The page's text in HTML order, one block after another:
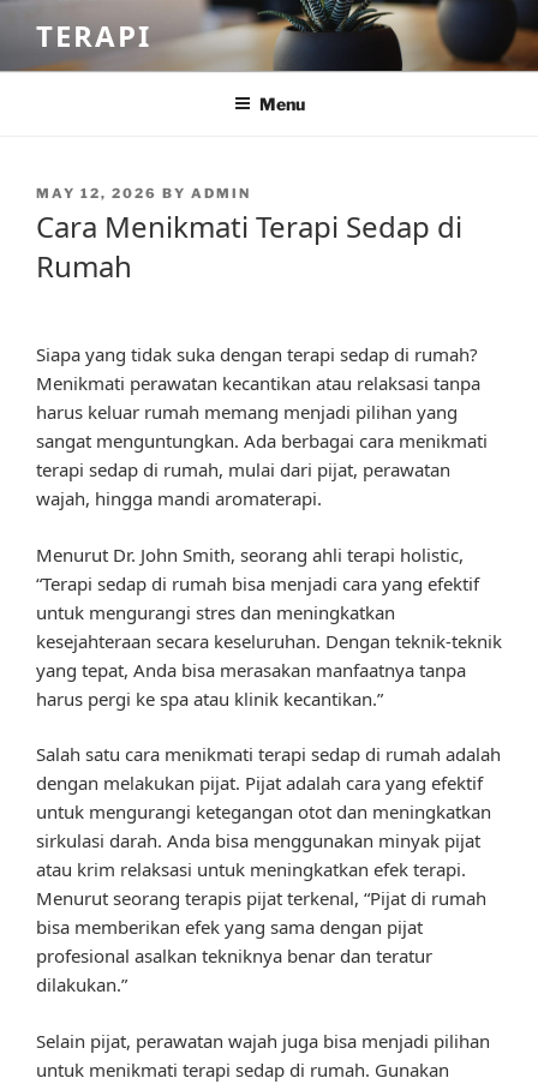
content
TERAPI
Menu
POSTED
MAY 12, 2026 BY ADMIN
Cara Menikmati Terapi Sedap di
Rumah
Siapa yang tidak suka dengan terapi sedap di rumah?
Menikmati perawatan kecantikan atau relaksasi tanpa
harus keluar rumah memang menjadi pilihan yang
sangat menguntungkan. Ada berbagai cara menikmati
terapi sedap di rumah, mulai dari pijat, perawatan
wajah, hingga mandi aromaterapi.
Menurut Dr. John Smith, seorang ahli terapi holistic,
“Terapi sedap di rumah bisa menjadi cara yang efektif
untuk mengurangi stres dan meningkatkan
kesejahteraan secara keseluruhan. Dengan teknik-teknik
yang tepat, Anda bisa merasakan manfaatnya tanpa
harus pergi ke spa atau klinik kecantikan.”
Salah satu cara menikmati terapi sedap di rumah adalah
dengan melakukan pijat. Pijat adalah cara yang efektif
untuk mengurangi ketegangan otot dan meningkatkan
sirkulasi darah. Anda bisa menggunakan minyak pijat
atau krim relaksasi untuk meningkatkan efek terapi.
Menurut seorang terapis pijat terkenal, “Pijat di rumah
bisa memberikan efek yang sama dengan pijat
profesional asalkan tekniknya benar dan teratur
dilakukan.”
Selain pijat, perawatan wajah juga bisa menjadi pilihan
untuk menikmati terapi sedap di rumah. Gunakan